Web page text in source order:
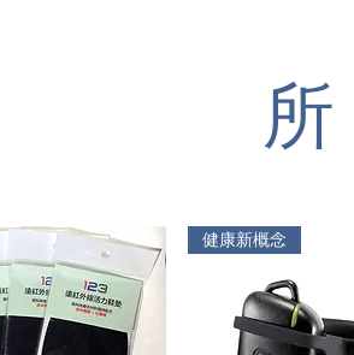
健康新概念